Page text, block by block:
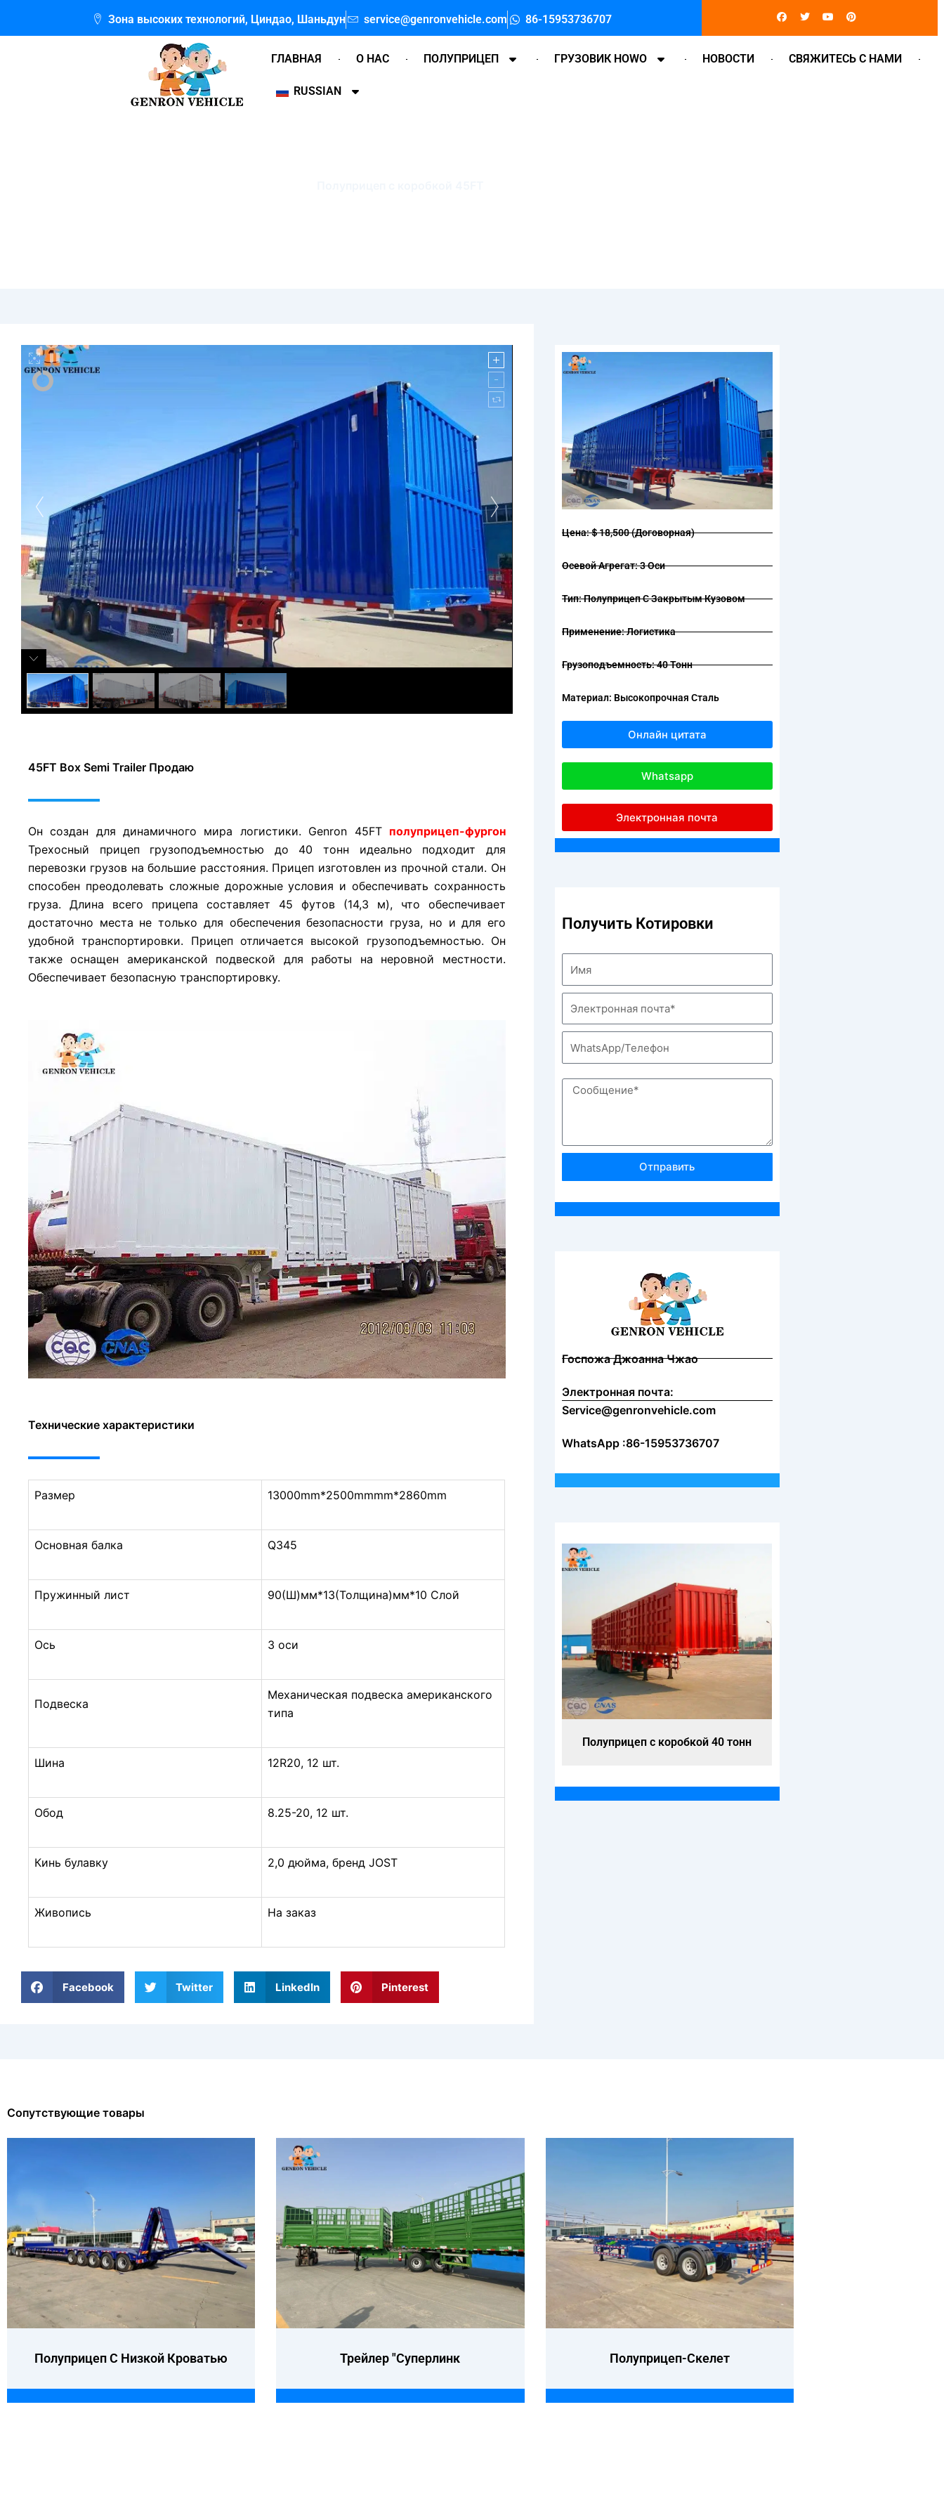
Зона высоких технологий, Циндао, Шаньдун service@genronvehicle.com 86-15953736707
Facebook
TwitterYoutubePinterest
ГЛАВНАЯ О НАС ПОЛУПРИЦЕП ГРУЗОВИК HOWO НОВОСТИ СВЯЖИТЕСЬ С НАМИ
RUSSIAN
45FT Box Semi Trailer Продаю
Он создан для динамичного мира логистики. Genron 45FT полуприцеп-фургон
Трехосный прицеп грузоподъемностью до 40 тонн идеально подходит для
перевозки грузов на большие расстояния. Прицеп изготовлен из прочной стали. Он
способен преодолевать сложные дорожные условия и обеспечивать сохранность
груза. Длина всего прицепа составляет 45 футов (14,3 м), что обеспечивает
достаточно места не только для обеспечения безопасности груза, но и для его
удобной транспортировки. Прицеп отличается высокой грузоподъемностью. Он
также оснащен американской подвеской для работы на неровной местности.
Обеспечивает безопасную транспортировку.
Технические характеристики
Размер 13000mm*2500mmmm*2860mm
Основная балка Q345
Пружинный лист 90(Ш)мм*13(Толщина)мм*10 Слой
Ось 3 оси
Подвеска
Механическая подвеска американского
типа
Шина 12R20, 12 шт.
Обод 8.25-20, 12 шт.
Кинь булавку 2,0 дюйма, бренд JOST
Живопись На заказ
Facebook Twitter LinkedIn Pinterest
Цена:＄18,500 (договорная)
Осевой Агрегат: 3 Оси
Тип: Полуприцеп С Закрытым Кузовом
Применение: Логистика
Грузоподъемность: 40 Тонн
Материал: Высокопрочная Сталь
Онлайн цитата
Whatsapp
Электронная почта
Получить Котировки
Отправить
Госпожа Джоанна Чжао
Электронная почта:
Service@genronvehicle.com
WhatsApp :86-15953736707
Полуприцеп с коробкой 40 тонн
Сопутствующие товары
Полуприцеп С Низкой Кроватью Трейлер "Суперлинк Полуприцеп-Скелет